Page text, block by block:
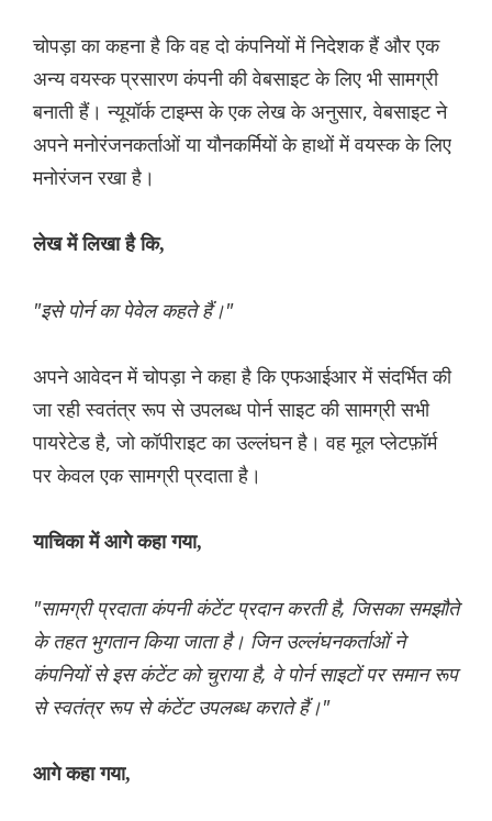
चोपड़ा का कहना है कि वह दो कंपनियों में निदेशक हैं और एक
अन्य वयस्क प्रसारण कंपनी की वेबसाइट के लिए भी सामग्री
बनाती हैं। न्यूयॉर्क टाइम्स के एक लेख के अनुसार, वेबसाइट ने
अपने मनोरंजनकर्ताओं या यौनकर्मियों के हाथों में वयस्क के लिए
मनोरंजन रखा है।
लेख में लिखा है कि,
"इसे पोर्न का पेवेल कहते हैं।"
अपने आवेदन में चोपड़ा ने कहा है कि एफआईआर में संदर्भित की
जा रही स्वतंत्र रूप से उपलब्ध पोर्न साइट की सामग्री सभी
पायरेटेड है, जो कॉपीराइट का उल्लंघन है। वह मूल प्लेटफ़ॉर्म
पर केवल एक सामग्री प्रदाता है।
याचिका में आगे कहा गया,
"सामग्री प्रदाता कंपनी कंटेंट प्रदान करती है, जिसका समझौते
के तहत भुगतान किया जाता है। जिन उल्लंघनकर्ताओं ने
कंपनियों से इस कंटेंट को चुराया है, वे पोर्न साइटों पर समान रूप
से स्वतंत्र रूप से कंटेंट उपलब्ध कराते हैं।"
आगे कहा गया,